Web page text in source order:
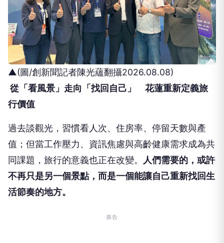
▲(圖/創新聞記者陳光蘊翻攝2026.08.08)
從「看風景」走向「找回自己」 花蓮重新定義旅
行價值
過去談觀光，習慣看人次、住房率、停留天數與產
值；但當工作壓力、資訊焦慮與高齡健康需求成為共
同課題，旅行的意義也正在改變。
人們需要的，或許
不再只是另一個景點，而是一個能讓自己重新找回生
活節奏的地方。
廣告